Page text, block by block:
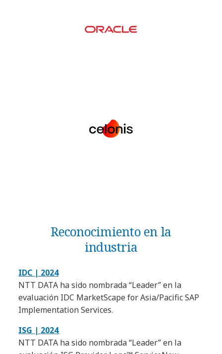
Reconocimiento en la
industria
IDC | 2024
NTT DATA ha sido nombrada “Leader” en la
evaluación IDC MarketScape for Asia/Pacific SAP
Implementation Services.
ISG | 2024
NTT DATA ha sido nombrada “Leader” en la